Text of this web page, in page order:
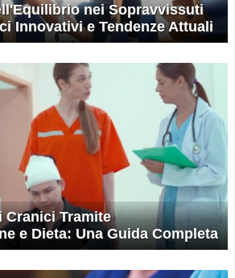
nei Sopravvissuti
Innovativi e Tendenze Attuali
Cranici Tramite
e Dieta: Una Guida Completa